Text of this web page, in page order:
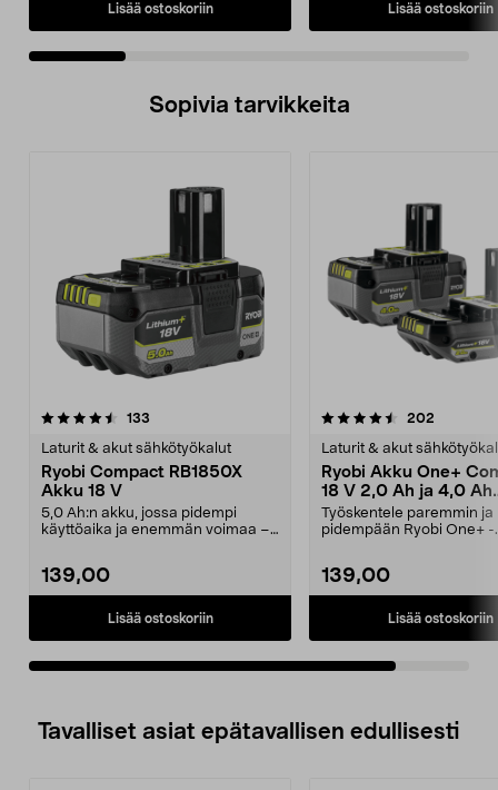
Lisää ostoskoriin Lisää ostoskoriin
Sopivia tarvikkeita
133
Laturit & akut sähkötyökalut
Ryobi Compact RB1850X
Akku 18 V
5,0 Ah:n akku, jossa pidempi
käyttöaika ja enemmän voimaa –
139,00
Lisää ostoskoriin
4.5viidestä
202
Laturit & akut
Ryobi Akku One+
18 V 2,0 Ah ja 4,0 Ah
RB18242X
Työskentele paremmin ja
pidempään Ryobi One+ -
139,00
Lisää ostoskoriin
Tavalliset asiat epätavallisen edullisesti